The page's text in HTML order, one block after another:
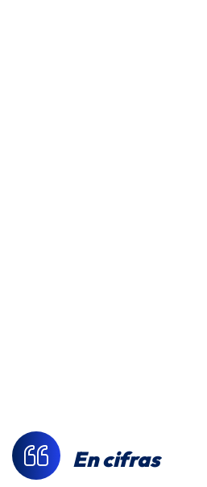
En cifras